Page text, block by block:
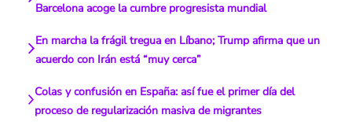
Barcelona acoge la cumbre progresista mundial
En marcha la frágil tregua en Líbano; Trump afirma que un
acuerdo con Irán está “muy cerca”
Colas y confusión en España: así fue el primer día del
proceso de regularización masiva de migrantes